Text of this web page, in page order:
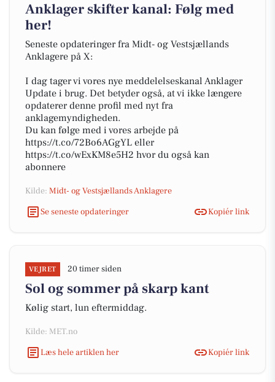
Anklager skifter kanal: Følg med
her!
Seneste opdateringer fra Midt- og Vestsjællands
Anklagere på X:
I dag tager vi vores nye meddelelseskanal Anklager
Update i brug. Det betyder også, at vi ikke længere
opdaterer denne profil med nyt fra
anklagemyndigheden.
Du kan følge med i vores arbejde på
https://t.co/72Bo6AGgYL eller
https://t.co/wExKM8e5H2 hvor du også kan
abonnere
Kilde: Midt- og Vestsjællands Anklagere
Se seneste opdateringer
Kopiér link
VEJRET 20 timer siden
Sol og sommer på skarp kant
Kølig start, lun eftermiddag.
Kilde: MET.no
Læs hele artiklen her
Kopiér link